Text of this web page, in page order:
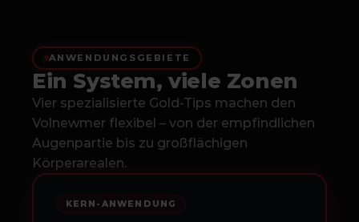
ANWENDUNGSGEBIETE
Ein System, viele Zonen
Vier spezialisierte Gold-Tips machen den
Volnewmer flexibel – von der empfindlichen
Augenpartie bis zu großflächigen
Körperarealen.
KERN-ANWENDUNG